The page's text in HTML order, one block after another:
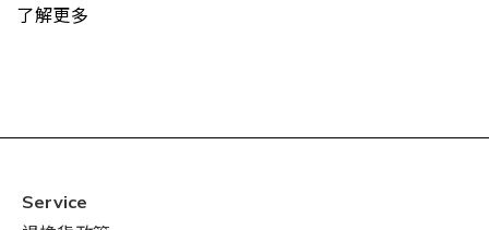
了解更多
Service